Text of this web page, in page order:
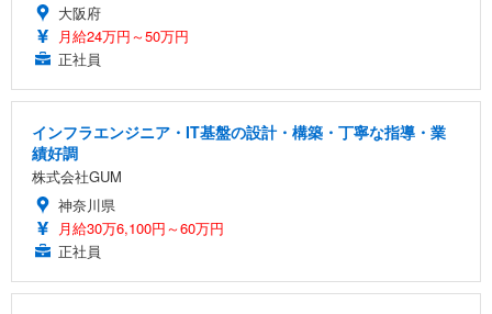
大阪府
月給24万円～50万円
正社員
インフラエンジニア・IT基盤の設計・構築・丁寧な指導・業
績好調
株式会社GUM
神奈川県
月給30万6,100円～60万円
正社員